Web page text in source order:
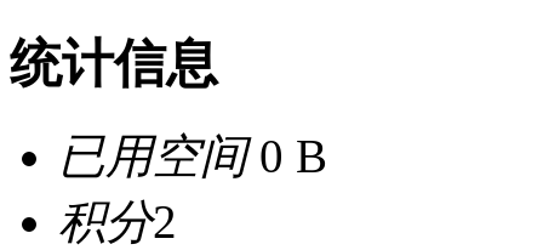
统计信息
已用空间0 B
积分2